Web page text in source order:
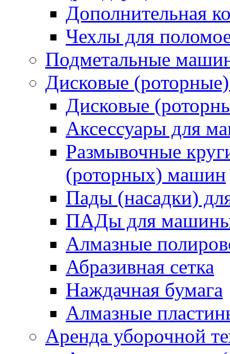
Дополнительная
Чехлы для
Подметальные
Дисковые
Дисковые
Аксессуары для
Размывочные
(роторных) машин
Пады (насадки)
ПАДы для
Алмазные
Абразивная сетка
Наждачная бумага
Алмазные
Аренда уборочной